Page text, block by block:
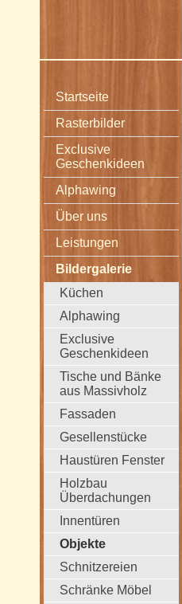
Startseite
Rasterbilder
Exclusive
Geschenkideen
Alphawing
Über uns
Leistungen
Bildergalerie
Küchen
Alphawing
Exclusive
Geschenkideen
Tische und Bänke
aus Massivholz
Fassaden
Gesellenstücke
Haustüren Fenster
Holzbau
Überdachungen
Innentüren
Objekte
Schnitzereien
Schränke Möbel